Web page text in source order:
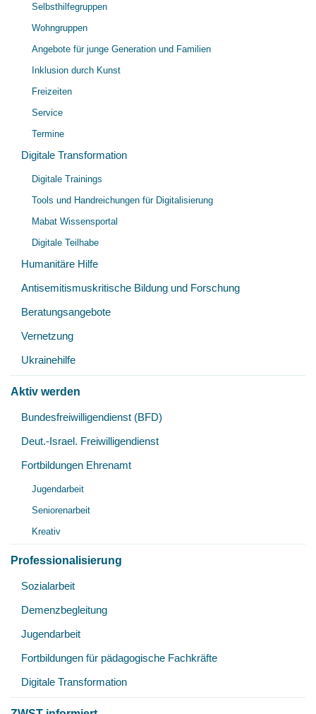
Selbsthilfegruppen
Wohngruppen
Angebote für junge Generation und Familien
Inklusion durch Kunst
Freizeiten
Service
Termine
Digitale Transformation
Digitale Trainings
Tools und Handreichungen für Digitalisierung
Mabat Wissensportal
Digitale Teilhabe
Humanitäre Hilfe
Antisemitismuskritische Bildung und Forschung
Beratungsangebote
Vernetzung
Ukrainehilfe
Aktiv werden
Bundesfreiwilligendienst (BFD)
Deut.-Israel. Freiwilligendienst
Fortbildungen Ehrenamt
Jugendarbeit
Seniorenarbeit
Kreativ
Professionalisierung
Sozialarbeit
Demenzbegleitung
Jugendarbeit
Fortbildungen für pädagogische Fachkräfte
Digitale Transformation